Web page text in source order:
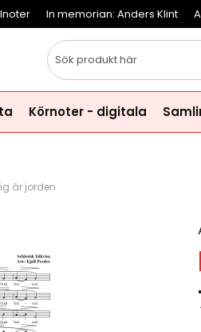
In memorian: Anders Klint
Körnoter - digitala
är jorden